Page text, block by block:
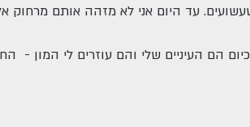
עד היום אני לא מזהה אותם מרחוק
הם העיניים שלי והם עוזרים לי המון -